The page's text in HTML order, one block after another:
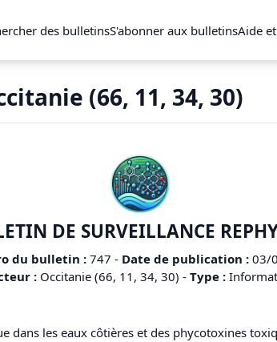
des bulletinsS'abonner aux bulletinsAide
(66, 11, 34, 30)
DE SURVEILLANCE
du bulletin : 747 - Date de publication : 03/
:Occitanie (66, 11, 34, 30) - Type :
les eaux côtières et des phycotoxines